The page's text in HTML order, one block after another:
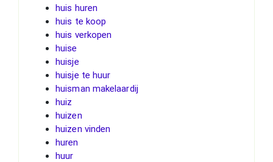
huis huren
huis te koop
huis verkopen
huise
huisje
huisje te huur
huisman makelaardij
huiz
huizen
huizen vinden
huren
huur